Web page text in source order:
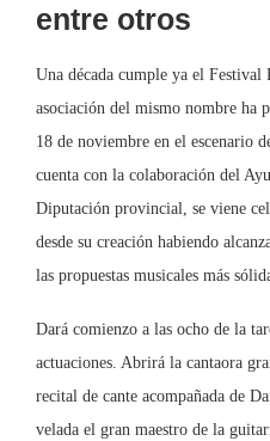
entre otros
Una década cumple ya el Festival
asociación del mismo nombre ha
18 de noviembre en el escenario
cuenta con la colaboración del
Diputación provincial, se viene
desde su creación habiendo
las propuestas musicales más
Dará comienzo a las ocho de la
actuaciones. Abrirá la cantaora
recital de cante acompañada de
velada el gran maestro de la